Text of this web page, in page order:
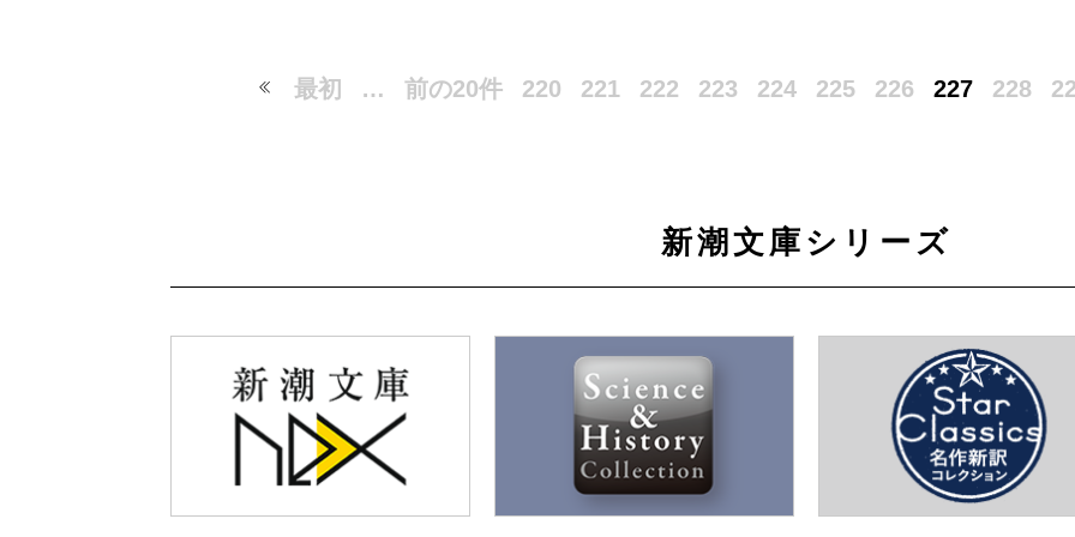
最初 … 前の20件 220 221 222 223 224 225 226 227 228
新潮文庫シリーズ